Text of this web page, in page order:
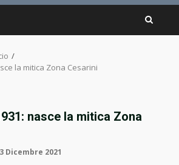
la mitica Zona Cesarini
nasce la mitica Zona
Dicembre 2021